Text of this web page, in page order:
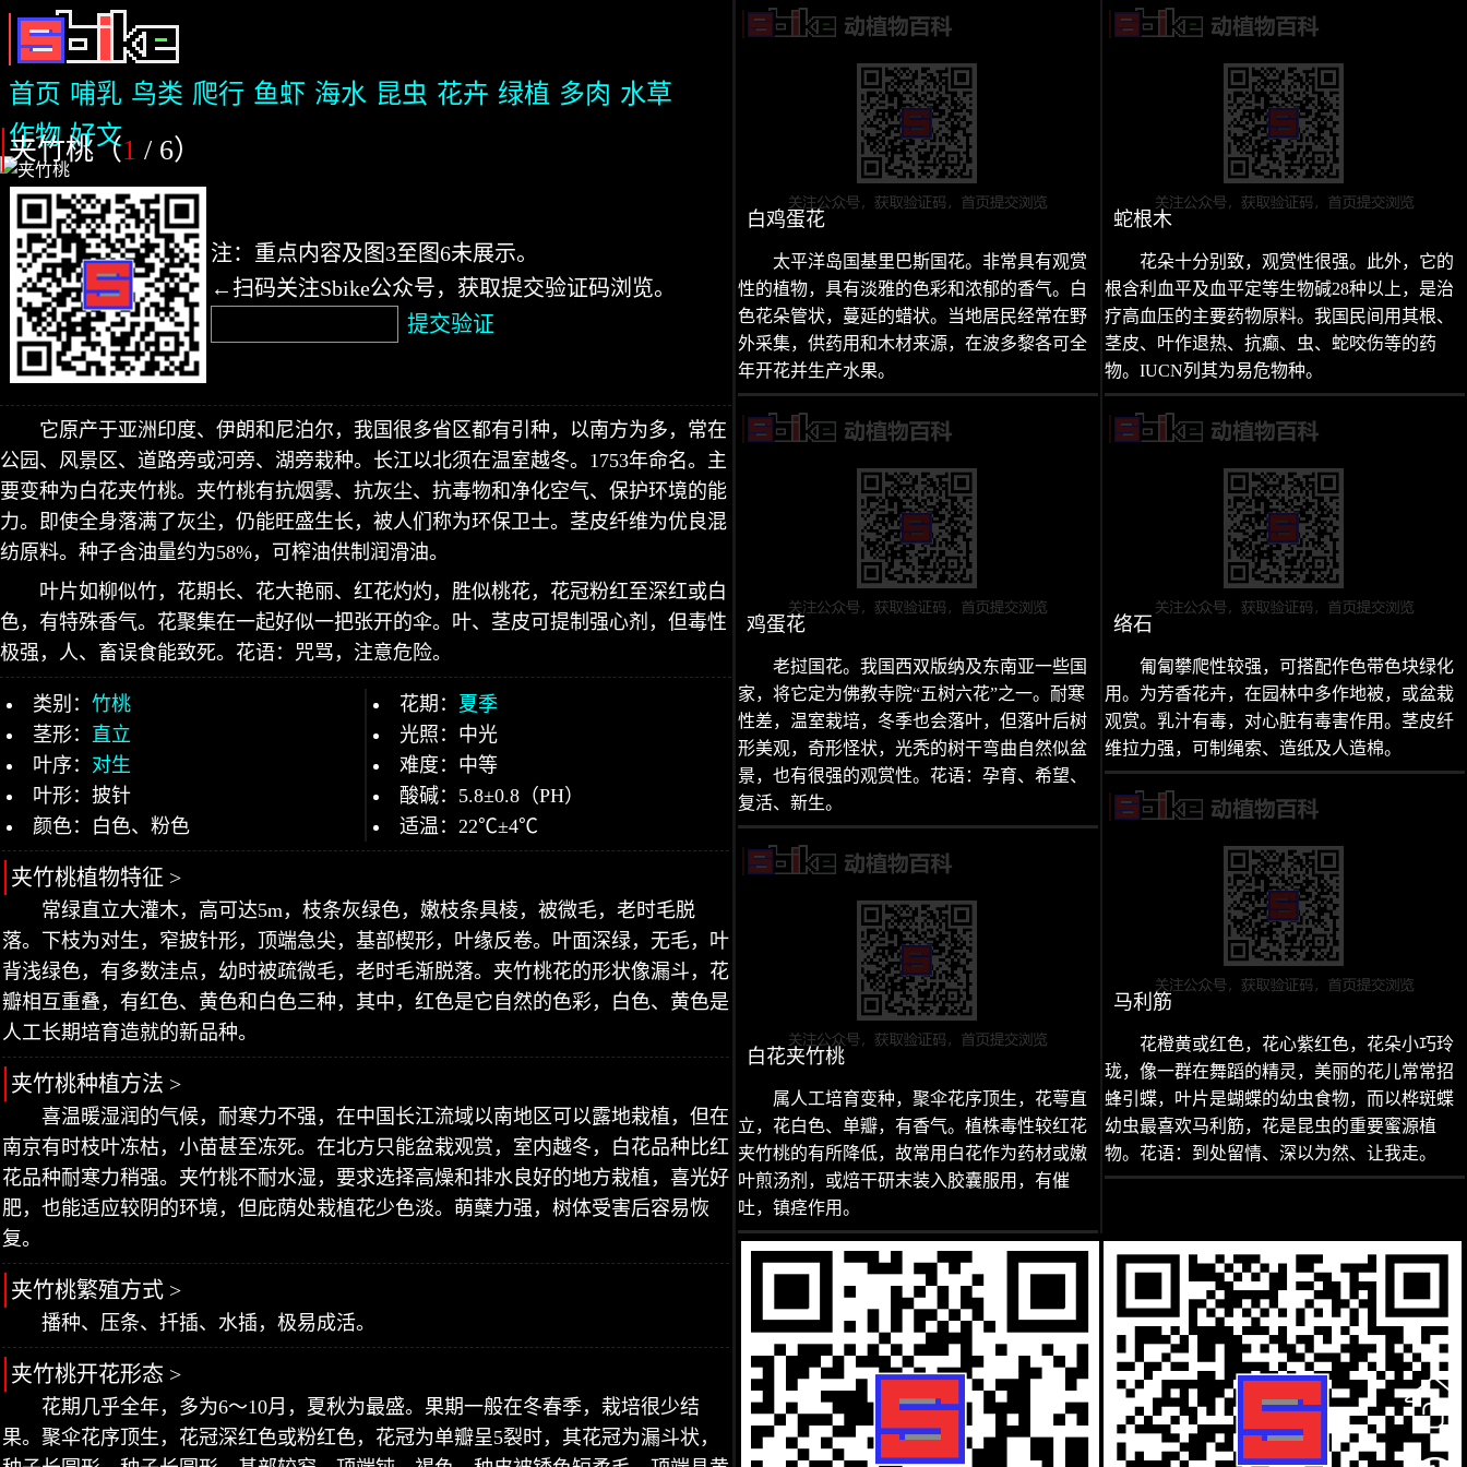
首页 哺乳 鸟类 爬行 鱼虾 海水 昆虫 花卉 绿植 多肉 水草
作物 好文
夹竹桃（1 / 6）
注：重点内容及图3至图6未展示。
←扫码关注Sbike公众号，获取提交验证码浏览。
提交验证
它原产于亚洲印度、伊朗和尼泊尔，我国很多省区都有引种，以南方为多，常在
公园、风景区、道路旁或河旁、湖旁栽种。长江以北须在温室越冬。1753年命名。主
要变种为白花夹竹桃。夹竹桃有抗烟雾、抗灰尘、抗毒物和净化空气、保护环境的能
力。即使全身落满了灰尘，仍能旺盛生长，被人们称为环保卫士。茎皮纤维为优良混
纺原料。种子含油量约为58%，可榨油供制润滑油。
叶片如柳似竹，花期长、花大艳丽、红花灼灼，胜似桃花，花冠粉红至深红或白
色，有特殊香气。花聚集在一起好似一把张开的伞。叶、茎皮可提制强心剂，但毒性
极强，人、畜误食能致死。花语：咒骂，注意危险。
类别： 竹桃
茎形： 直立
叶序： 对生
叶形：披针
颜色：白色、粉色
花期： 夏季
光照：中光
难度：中等
酸碱：5.8±0.8（PH）
适温：22℃±4℃
夹竹桃植物特征 >
常绿直立大灌木，高可达5m，枝条灰绿色，嫩枝条具棱，被微毛，老时毛脱
落。下枝为对生，窄披针形，顶端急尖，基部楔形，叶缘反卷。叶面深绿，无毛，叶
背浅绿色，有多数洼点，幼时被疏微毛，老时毛渐脱落。夹竹桃花的形状像漏斗，花
瓣相互重叠，有红色、黄色和白色三种，其中，红色是它自然的色彩，白色、黄色是
人工长期培育造就的新品种。
夹竹桃种植方法 >
喜温暖湿润的气候，耐寒力不强，在中国长江流域以南地区可以露地栽植，但在
南京有时枝叶冻枯，小苗甚至冻死。在北方只能盆栽观赏，室内越冬，白花品种比红
花品种耐寒力稍强。夹竹桃不耐水湿，要求选择高燥和排水良好的地方栽植，喜光好
肥，也能适应较阴的环境，但庇荫处栽植花少色淡。萌蘖力强，树体受害后容易恢
复。
夹竹桃繁殖方式 >
播种、压条、扦插、水插，极易成活。
夹竹桃开花形态 >
花期几乎全年，多为6～10月，夏秋为最盛。果期一般在冬春季，栽培很少结
果。聚伞花序顶生，花冠深红色或粉红色，花冠为单瓣呈5裂时，其花冠为漏斗状，
白鸡蛋花
太平洋岛国基里巴斯国花。非常具有观赏
性的植物，具有淡雅的色彩和浓郁的香气。白
色花朵管状，蔓延的蜡状。当地居民经常在野
外采集，供药用和木材来源，在波多黎各可全
年开花并生产水果。
鸡蛋花
老挝国花。我国西双版纳及东南亚一些国
家，将它定为佛教寺院“五树六花”之一。耐寒
性差，温室栽培，冬季也会落叶，但落叶后树
形美观，奇形怪状，光秃的树干弯曲自然似盆
景，也有很强的观赏性。花语：孕育、希望、
复活、新生。
白花夹竹桃
属人工培育变种，聚伞花序顶生，花萼直
立，花白色、单瓣，有香气。植株毒性较红花
夹竹桃的有所降低，故常用白花作为药材或嫩
叶煎汤剂，或焙干研末装入胶囊服用，有催
吐，镇痉作用。
蛇根木
花朵十分别致，观赏性很强。此外，它的
根含利血平及血平定等生物碱28种以上，是治
疗高血压的主要药物原料。我国民间用其根、
茎皮、叶作退热、抗癫、虫、蛇咬伤等的药
物。IUCN列其为易危物种。
络石
匍匐攀爬性较强，可搭配作色带色块绿化
用。为芳香花卉，在园林中多作地被，或盆栽
观赏。乳汁有毒，对心脏有毒害作用。茎皮纤
维拉力强，可制绳索、造纸及人造棉。
马利筋
花橙黄或红色，花心紫红色，花朵小巧玲
珑，像一群在舞蹈的精灵，美丽的花儿常常招
蜂引蝶，叶片是蝴蝶的幼虫食物，而以桦斑蝶
幼虫最喜欢马利筋，花是昆虫的重要蜜源植
物。花语：到处留情、深以为然、让我走。